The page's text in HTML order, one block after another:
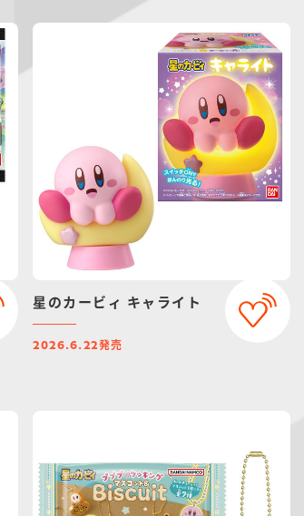
星のカービィ キャライト
2026.6.22発売